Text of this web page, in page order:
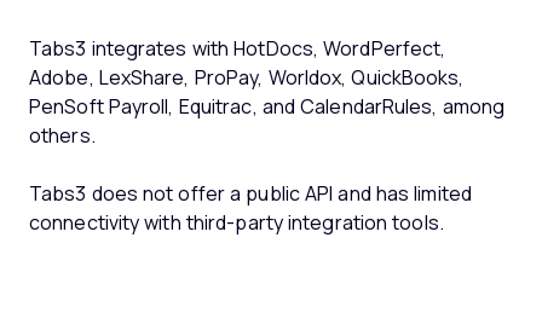
Tabs3 integrates with HotDocs, WordPerfect,
Adobe, LexShare, ProPay, Worldox, QuickBooks,
PenSoft Payroll, Equitrac, and CalendarRules, among
others.
Tabs3 does not offer a public API and has limited
connectivity with third-party integration tools.